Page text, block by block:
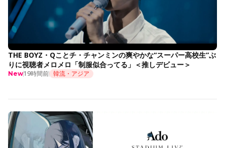
THE BOYZ・Qことチ・チャンミンの爽やかな“スーパー高校生”ぶ
りに視聴者メロメロ「制服似合ってる」＜推しデビュー＞
New19時間前 韓流・アジア